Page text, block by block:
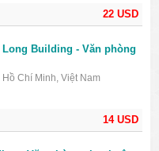
22 USD
14 USD
Building - Văn phòng
Chí Minh, Việt Nam